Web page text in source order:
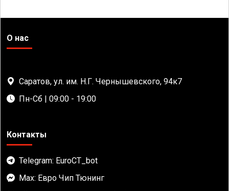
О нас
Саратов, ул. им. Н.Г. Чернышевского, 94к7
Пн-Сб | 09:00 - 19:00
Контакты
Telegram: EuroCT_bot
Max: Евро Чип Тюнинг